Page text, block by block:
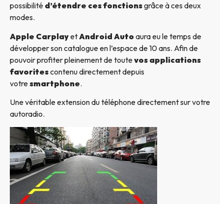
possibilité d’étendre ces fonctionsgrâce à ces deux
modes.
Apple CarplayetAndroid Auto aura eu le temps de
développer son catalogue en l’espace de 10 ans. Afin de
pouvoir profiter pleinement de toutevos applications
favoritescontenu directement depuis
votresmartphone.
Une véritable extension du téléphone directement sur votre
autoradio.